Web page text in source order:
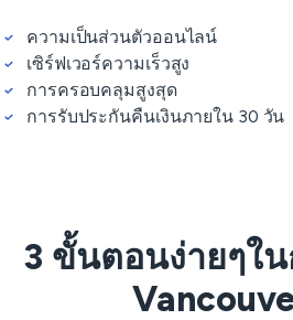
ความเป็นส่วนตัวออนไลน์
เซิร์ฟเวอร์ความเร็วสูง
การครอบคลุมสูงสุด
การรับประกันคืนเงินภายใน 30 วัน
3 ขั้นตอนง่ายๆใน